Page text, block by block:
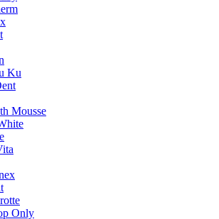
Ku
Mousse
Only